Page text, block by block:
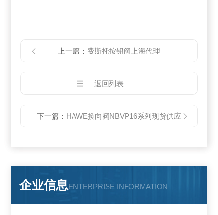
上一篇： 费斯托按钮阀上海代理
返回列表
下一篇： HAWE换向阀NBVP16系列现货供应
企业信息ENTERPRISE INFORMATION